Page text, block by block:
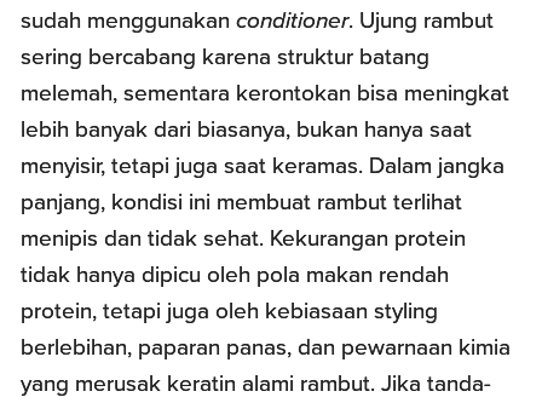
sudah menggunakanconditioner. Ujung rambut
sering bercabang karena struktur batang
melemah, sementara kerontokan bisa meningkat
lebih banyak dari biasanya, bukan hanya saat
menyisir, tetapi juga saat keramas. Dalam jangka
panjang, kondisi ini membuat rambut terlihat
menipis dan tidak sehat. Kekurangan protein
tidak hanya dipicu oleh pola makan rendah
protein, tetapi juga oleh kebiasaan styling
berlebihan, paparan panas, dan pewarnaan kimia
yang merusak keratin alami rambut. Jika tanda-